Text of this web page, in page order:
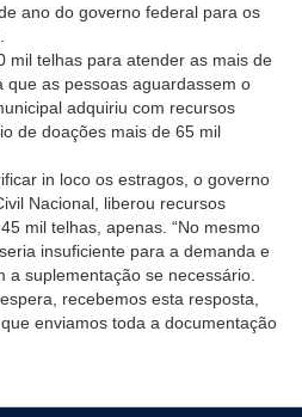
ano do governo federal para os
mil telhas para atender as mais de
que as pessoas aguardassem o
adquiriu com recursos
de doações mais de 65 mil
in loco os estragos, o governo
Nacional, liberou recursos
mil telhas, apenas. “No mesmo
insuficiente para a demanda e
a suplementação se necessário.
recebemos esta resposta,
enviamos toda a documentação